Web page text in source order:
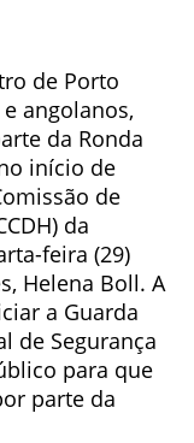
de Porto
angolanos,
da Ronda
início de
de
da
feira (29)
Helena Boll. A
a Guarda
de Segurança
para que
parte da